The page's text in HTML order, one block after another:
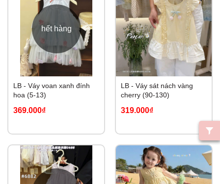
hết hàng
LB - Váy voan xanh đính
hoa (5-13)
369.000₫
LB - Váy sát nách vàng
cherry (90-130)
319.000₫